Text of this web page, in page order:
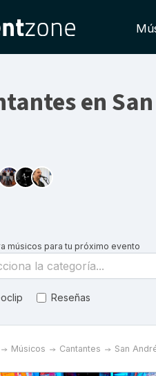
en
músicos para tu próximo evento
la categoría...
Reseñas
Músicos Cantantes San